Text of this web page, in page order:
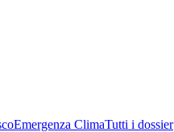
Emergenza ClimaTutti i dossier